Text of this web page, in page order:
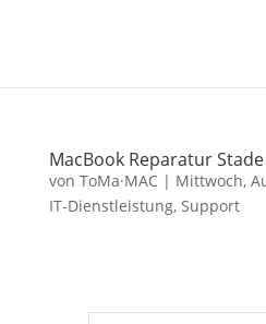
MacBook Reparatur Stade
von ToMa·MAC| Mittwoch,
IT-Dienstleistung, Support